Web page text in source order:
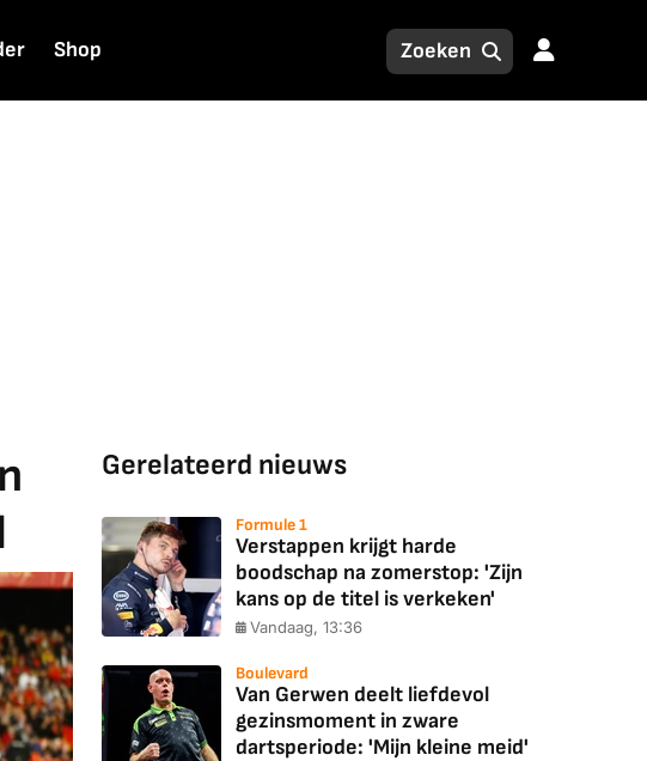
Shop
Gerelateerd nieuws
Formule 1
Verstappen krijgt harde
boodschap na zomerstop: 'Zijn
kans op de titel is verkeken'
Vandaag, 13:36
Boulevard
Van Gerwen deelt liefdevol
gezinsmoment in zware
dartsperiode: 'Mijn kleine meid'